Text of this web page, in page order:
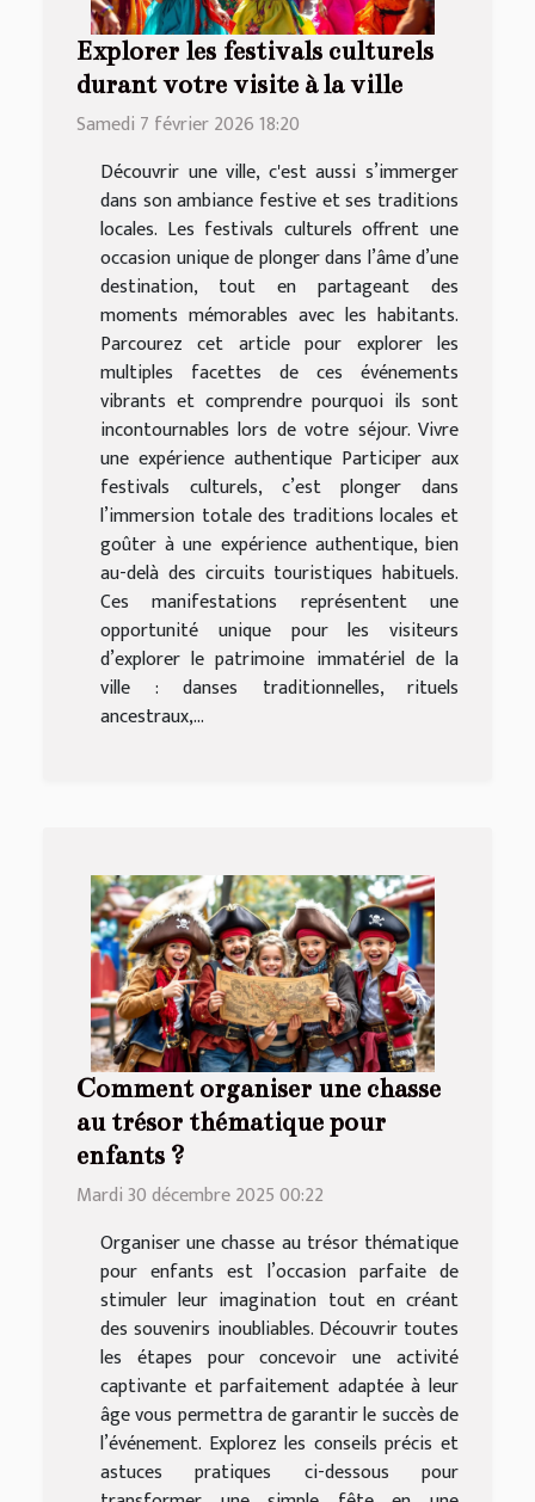
Explorer les festivals culturels
durant votre visite à la ville
Samedi 7 février 2026 18:20
Découvrir une ville, c'est aussi s’immerger
dans son ambiance festive et ses traditions
locales. Les festivals culturels offrent une
occasion unique de plonger dans l’âme d’une
destination, tout en partageant des
moments mémorables avec les habitants.
Parcourez cet article pour explorer les
multiples facettes de ces événements
vibrants et comprendre pourquoi ils sont
incontournables lors de votre séjour. Vivre
une expérience authentique Participer aux
festivals culturels, c’est plonger dans
l’immersion totale des traditions locales et
goûter à une expérience authentique, bien
au-delà des circuits touristiques habituels.
Ces manifestations représentent une
opportunité unique pour les visiteurs
d’explorer le patrimoine immatériel de la
ville : danses traditionnelles, rituels
ancestraux,...
Comment organiser une chasse
au trésor thématique pour
enfants ?
Mardi 30 décembre 2025 00:22
Organiser une chasse au trésor thématique
pour enfants est l’occasion parfaite de
stimuler leur imagination tout en créant
des souvenirs inoubliables. Découvrir toutes
les étapes pour concevoir une activité
captivante et parfaitement adaptée à leur
âge vous permettra de garantir le succès de
l’événement. Explorez les conseils précis et
astuces pratiques ci-dessous pour